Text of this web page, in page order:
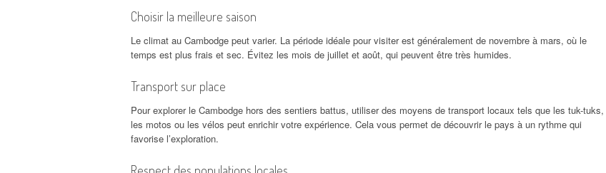
Choisir la meilleure saison
Le climat au Cambodge peut varier. La période idéale pour visiter est généralement de novembre à mars, où le
temps est plus frais et sec. Évitez les mois de juillet et août, qui peuvent être très humides.
Transport sur place
Pour explorer le Cambodge hors des sentiers battus, utiliser des moyens de transport locaux tels que les tuk-tuks,
les motos ou les vélos peut enrichir votre expérience. Cela vous permet de découvrir le pays à un rythme qui
favorise l’exploration.